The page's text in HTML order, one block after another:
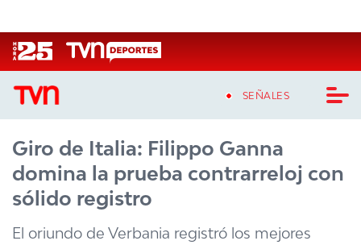
SEÑALES
CASTING MASTERCHEF CHILE
CASTING TVN VERTICAL
TVN VERTICAL
Giro de Italia: Filippo Ganna
domina la prueba contrarreloj con
sólido registro
El oriundo de Verbania registró los mejores